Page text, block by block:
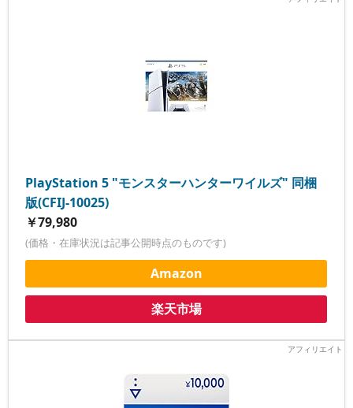
PlayStation 5 "モンスターハンターワイルズ" 同梱
版(CFIJ-10025)
￥79,980
(価格・在庫状況は記事公開時点のものです)
Amazon
楽天市場